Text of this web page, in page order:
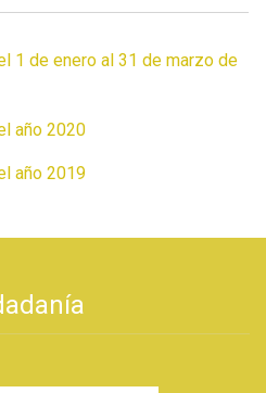
1 de enero al 31 de marzo de
año 2020
año 2019